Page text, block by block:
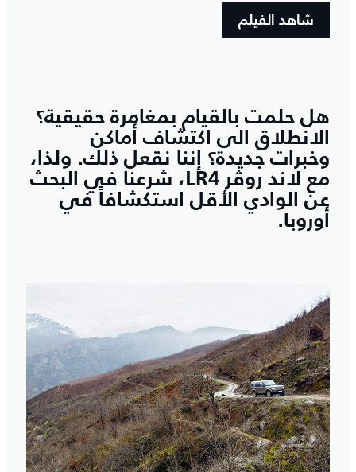
شاهد الفيلم
هل حلمت بالقيام بمغامرة حقيقية؟
الانطلاق الى اكتشاف أماكن
وخبرات جديدة؟ إننا نقعل ذلك. ولذا،
مع لاند روڤر LR4، شرعنا في البحث
عن الوادي الأقل استكشافاً في
أوروبا.